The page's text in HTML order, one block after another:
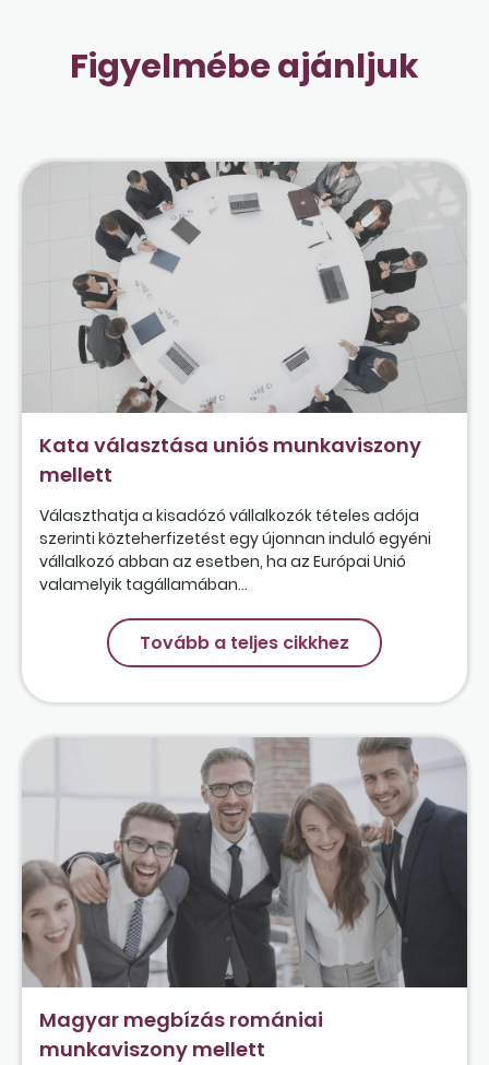
Figyelmébe ajánljuk
Kata választása uniós munkaviszony
mellett
Választhatja a kisadózó vállalkozók tételes adója
szerinti közteherfizetést egy újonnan induló egyéni
vállalkozó abban az esetben, ha az Európai Unió
valamelyik tagállamában...
Tovább a teljes cikkhez
Magyar megbízás romániai
munkaviszony mellett